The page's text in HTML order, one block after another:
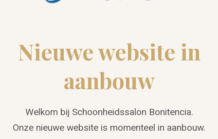
Nieuwe website in
aanbouw
Welkom bij Schoonheidssalon Bonitencia.
Onze nieuwe website is momenteel in aanbouw.